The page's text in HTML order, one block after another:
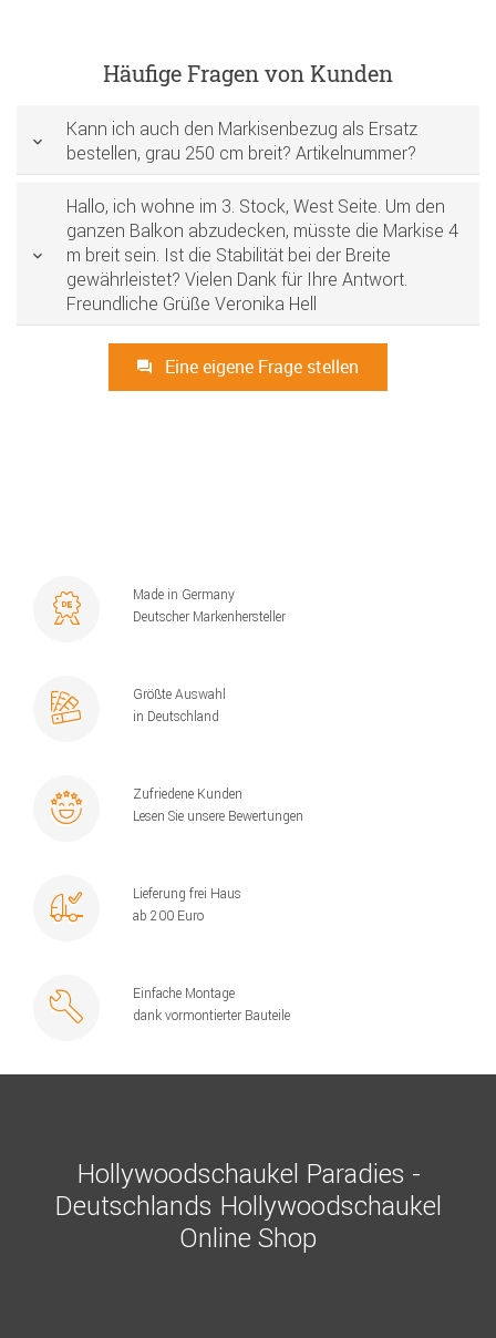
Häufige Fragen von Kunden
Kann ich auch den Markisenbezug als Ersatz
bestellen, grau 250 cm breit? Artikelnummer?
Hallo, ich wohne im 3. Stock, West Seite. Um den
ganzen Balkon abzudecken, müsste die Markise 4
m breit sein. Ist die Stabilität bei der Breite
gewährleistet? Vielen Dank für Ihre Antwort.
Freundliche Grüße Veronika Hell
Eine eigene Frage stellen
Made in Germany
Deutscher Markenhersteller
Größte Auswahl
in Deutschland
Zufriedene Kunden
Lesen Sie unsere Bewertungen
Lieferung frei Haus
ab 200 Euro
Einfache Montage
dank vormontierter Bauteile
Hollywoodschaukel Paradies -
Deutschlands Hollywoodschaukel
Online Shop